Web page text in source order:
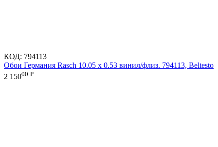
КОД: 794113
Обои Германия Rasch 10.05 х 0.53 винил/флиз. 794113, Beltesto
2 15000 Р